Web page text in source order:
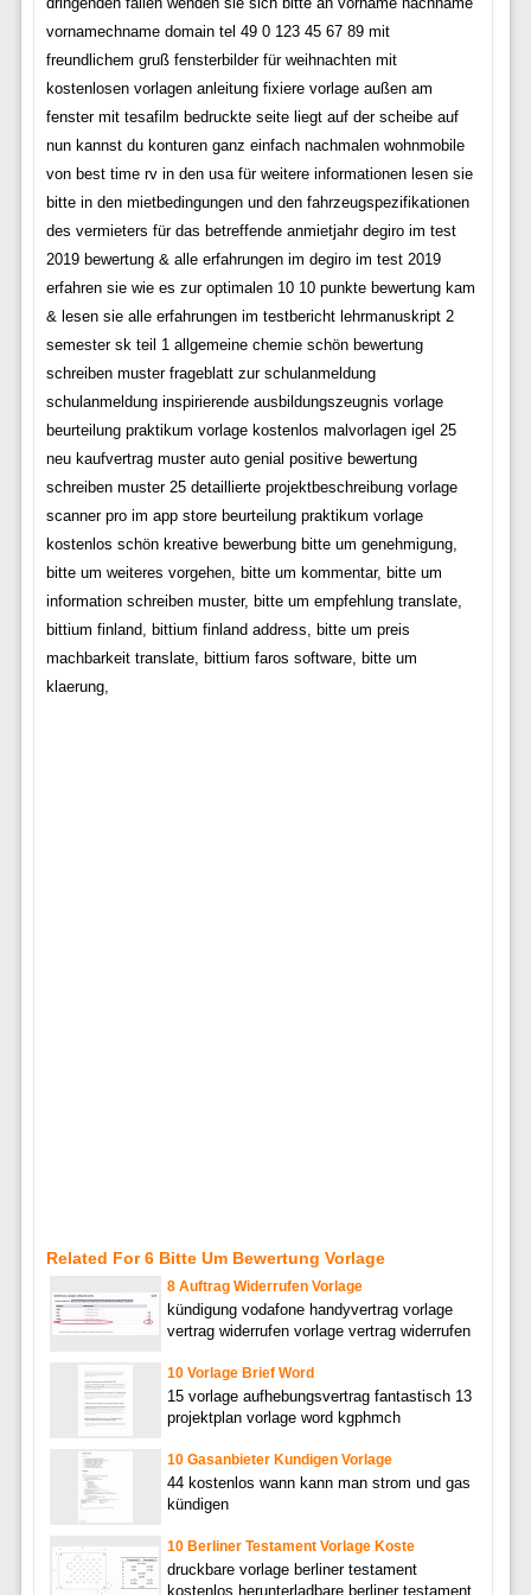
vornamechname domain tel 49 0 123 45 67 89 mit
freundlichem gruß fensterbilder für weihnachten mit
kostenlosen vorlagen anleitung fixiere vorlage außen am
fenster mit tesafilm bedruckte seite liegt auf der scheibe auf
nun kannst du konturen ganz einfach nachmalen wohnmobile
von best time rv in den usa für weitere informationen lesen sie
bitte in den mietbedingungen und den fahrzeugspezifikationen
des vermieters für das betreffende anmietjahr degiro im test
2019 bewertung & alle erfahrungen im degiro im test 2019
erfahren sie wie es zur optimalen 10 10 punkte bewertung kam
& lesen sie alle erfahrungen im testbericht lehrmanuskript 2
semester sk teil 1 allgemeine chemie schön bewertung
schreiben muster frageblatt zur schulanmeldung
schulanmeldung inspirierende ausbildungszeugnis vorlage
beurteilung praktikum vorlage kostenlos malvorlagen igel 25
neu kaufvertrag muster auto genial positive bewertung
schreiben muster 25 detaillierte projektbeschreibung vorlage
scanner pro im app store beurteilung praktikum vorlage
kostenlos schön kreative bewerbung bitte um genehmigung,
bitte um weiteres vorgehen, bitte um kommentar, bitte um
information schreiben muster, bitte um empfehlung translate,
bittium finland, bittium finland address, bitte um preis
machbarkeit translate, bittium faros software, bitte um
klaerung,
Related For 6 Bitte Um Bewertung Vorlage
8 Auftrag Widerrufen Vorlage
kündigung vodafone handyvertrag vorlage
vertrag widerrufen vorlage vertrag widerrufen
10 Vorlage Brief Word
15 vorlage aufhebungsvertrag fantastisch 13
projektplan vorlage word kgphmch
10 Gasanbieter Kundigen Vorlage
44 kostenlos wann kann man strom und gas
kündigen
10 Berliner Testament Vorlage Koste
druckbare vorlage berliner testament
kostenlos herunterladbare berliner testament